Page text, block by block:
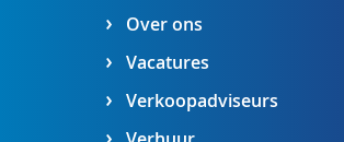
Over ons
Vacatures
Verkoopadviseurs